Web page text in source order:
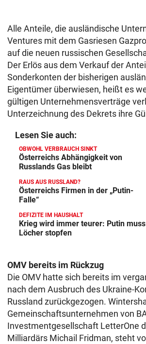
Alle Anteile, die ausländische
Ventures mit dem Gasriesen
auf die neuen russischen
Der Erlös aus dem Verkauf der
Sonderkonten der bisherigen
Eigentümer überwiesen, heißt es
gültigen Unternehmensverträge
Unterzeichnung des Dekrets ihre
Lesen Sie auch:
OBWOHL VERBRAUCH SINKT
Österreichs Abhängigkeit von
Russlands Gas bleibt
RAUS AUS RUSSLAND?
Österreichs Firmen in der „Putin-
Falle“
DEFIZITE IM HAUSHALT
Krieg wird immer teurer: Putin muss
Löcher stopfen
OMV bereits im Rückzug
Die OMV hatte sich bereits im
nach dem Ausbruch des Ukraine-
Russland zurückgezogen.
Gemeinschaftsunternehmen von
Investmentgesellschaft LetterOne
Milliardärs Michail Fridman, steht